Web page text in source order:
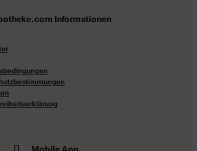
Informationen